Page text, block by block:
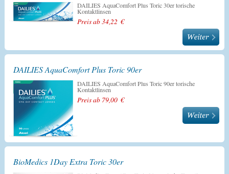
DAILIES AquaComfort Plus Toric 30er torische
Kontaktlinsen
Preis ab 34,22 €
DAILIES AquaComfort Plus Toric 90er
DAILIES AquaComfort Plus Toric 90er torische
Kontaktlinsen
Preis ab 79,00 €
BioMedics 1Day Extra Toric 30er